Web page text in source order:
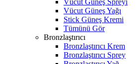
Vücut Güneş Spreyi
Vücut Güneş Yağı
Stick Güneş Kremi
Tümünü Gör
Bronzlaştırıcı
Bronzlaştırıcı Krem
Bronzlaştırıcı Sprey